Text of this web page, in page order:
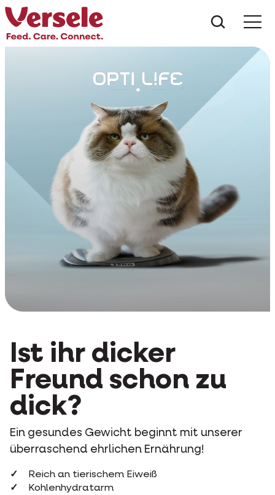
Ist ihr dicker
Freund schon zu
dick?
Ein gesundes Gewicht beginnt mit unserer
überraschend ehrlichen Ernährung!
Reich an tierischem Eiweiß
Kohlenhydratarm